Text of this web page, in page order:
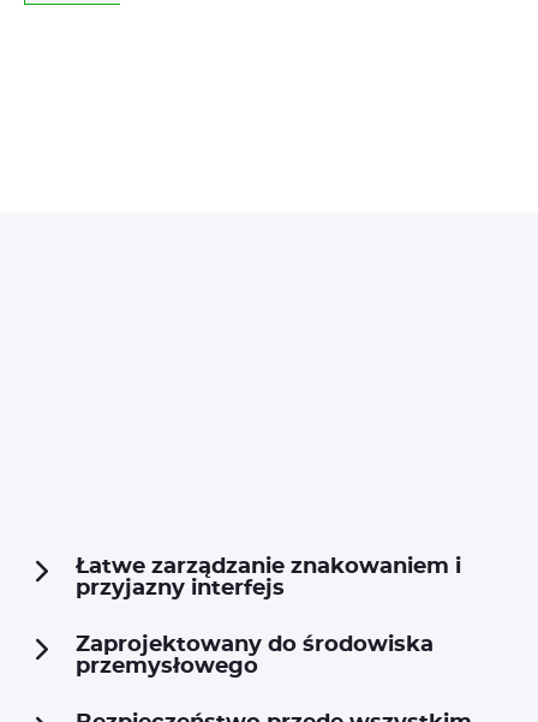
Łatwe zarządzanie znakowaniem i
przyjazny interfejs
Zaprojektowany do środowiska
przemysłowego